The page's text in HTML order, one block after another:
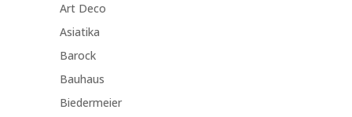
Art Deco
Asiatika
Barock
Bauhaus
Biedermeier